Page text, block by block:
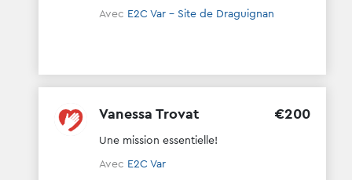
Avec E2C Var - Site de Draguignan
Vanessa Trovat €200
Une mission essentielle!
Avec E2C Var